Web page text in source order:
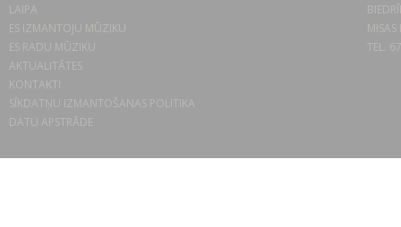
LAIPA
ES IZMANTOJU MŪZIKU
ES RADU MŪZIKU
AKTUALITĀTES
KONTAKTI
SĪKDATŅU IZMANTOŠANAS POLITIKA
DATU APSTRĀDE
TEL.